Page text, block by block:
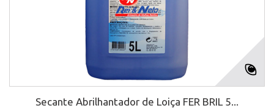
Secante Abrilhantador de Loiça FER BRIL 5...